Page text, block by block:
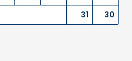
30
31